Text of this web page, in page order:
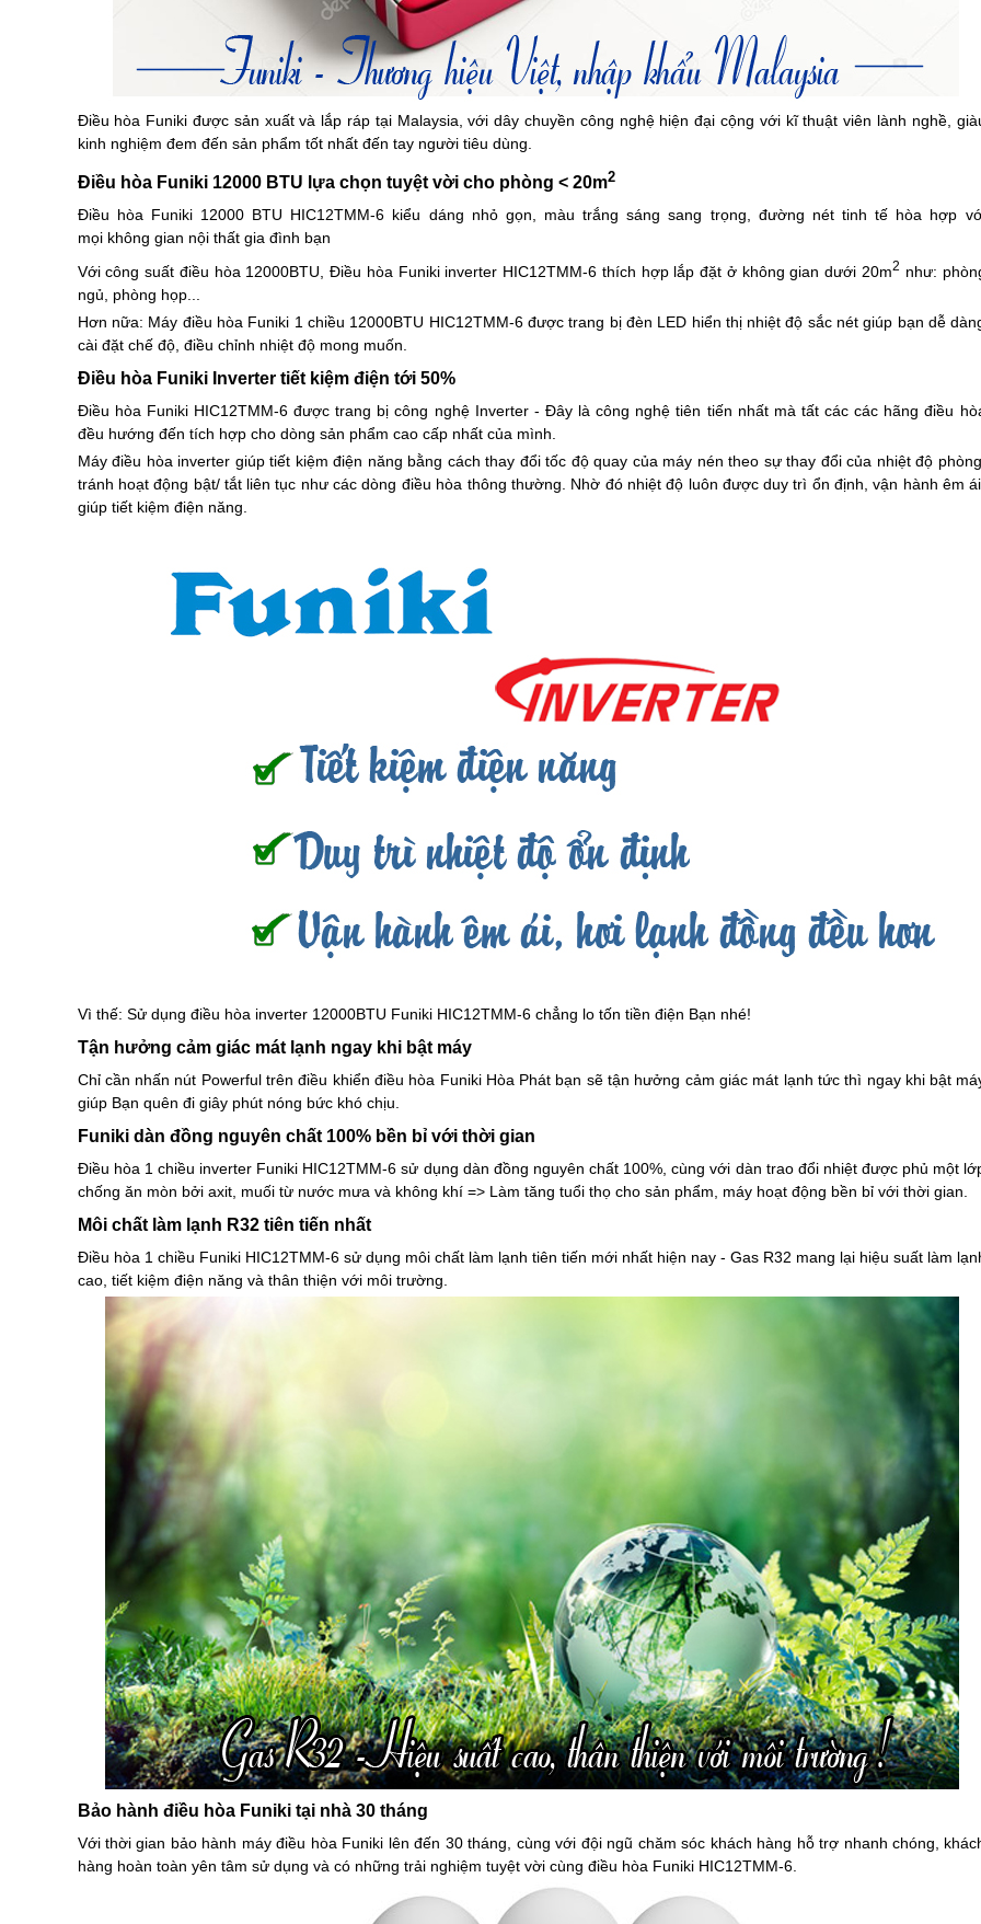
Điều hòa Funiki được sản xuất và lắp ráp tại Malaysia, với dây chuyền công nghệ hiện đại cộng với kĩ thuật viên lành nghề,
kinh nghiệm đem đến sản phẩm tốt nhất đến tay người tiêu dùng.
Điều hòa Funiki 12000 BTU lựa chọn tuyệt vời cho phòng < 20m2
Điều hòa Funiki 12000 BTU HIC12TMM-6 kiểu dáng nhỏ gọn, màu trắng sáng sang trọng, đường nét tinh tế hòa hợp
mọi không gian nội thất gia đình bạn
Với công suất điều hòa 12000BTU, Điều hòa Funiki inverter HIC12TMM-6 thích hợp lắp đặt ở không gian dưới 20m2 như:
ngủ, phòng họp...
Hơn nữa: Máy điều hòa Funiki 1 chiều 12000BTU HIC12TMM-6 được trang bị đèn LED hiển thị nhiệt độ sắc nét giúp bạn dễ
cài đặt chế độ, điều chỉnh nhiệt độ mong muốn.
Điều hòa Funiki Inverter tiết kiệm điện tới 50%
Điều hòa Funiki HIC12TMM-6 được trang bị công nghệ Inverter - Đây là công nghệ tiên tiến nhất mà tất các các hãng điều
đều hướng đến tích hợp cho dòng sản phẩm cao cấp nhất của mình.
Máy điều hòa inverter giúp tiết kiệm điện năng bằng cách thay đổi tốc độ quay của máy nén theo sự thay đổi của nhiệt độ phòng,
tránh hoạt động bật/ tắt liên tục như các dòng điều hòa thông thường. Nhờ đó nhiệt độ luôn được duy trì ổn định, vận hành êm ái,
giúp tiết kiệm điện năng.
Vì thế: Sử dụng điều hòa inverter 12000BTU Funiki HIC12TMM-6 chẳng lo tốn tiền điện Bạn nhé!
Tận hưởng cảm giác mát lạnh ngay khi bật máy
Chỉ cần nhấn nút Powerful trên điều khiển điều hòa Funiki Hòa Phát bạn sẽ tận hưởng cảm giác mát lạnh tức thì ngay khi bật
giúp Bạn quên đi giây phút nóng bức khó chịu.
Funiki dàn đồng nguyên chất 100% bền bỉ với thời gian
Điều hòa 1 chiều inverter Funiki HIC12TMM-6 sử dụng dàn đồng nguyên chất 100%, cùng với dàn trao đổi nhiệt được phủ một
chống ăn mòn bởi axit, muối từ nước mưa và không khí => Làm tăng tuổi thọ cho sản phẩm, máy hoạt động bền bỉ với thời gian.
Môi chất làm lạnh R32 tiên tiến nhất
Điều hòa 1 chiều Funiki HIC12TMM-6 sử dụng môi chất làm lạnh tiên tiến mới nhất hiện nay - Gas R32 mang lại hiệu suất làm
cao, tiết kiệm điện năng và thân thiện với môi trường.
Bảo hành điều hòa Funiki tại nhà 30 tháng
Với thời gian bảo hành máy điều hòa Funiki lên đến 30 tháng, cùng với đội ngũ chăm sóc khách hàng hỗ trợ nhanh chóng,
hàng hoàn toàn yên tâm sử dụng và có những trải nghiệm tuyệt vời cùng điều hòa Funiki HIC12TMM-6.